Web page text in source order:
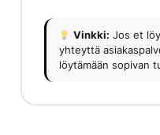
Vinkki: Jos et
yhteyttä
löytämään sopivan